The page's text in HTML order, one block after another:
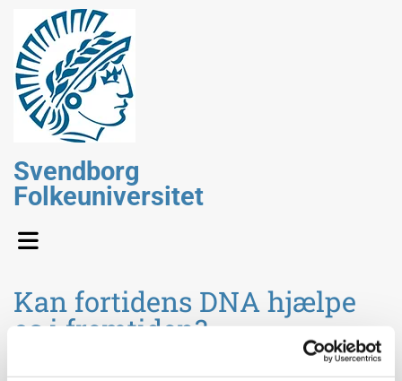
Svendborg
Folkeuniversitet
Kan fortidens DNA hjælpe
os i fremtiden?